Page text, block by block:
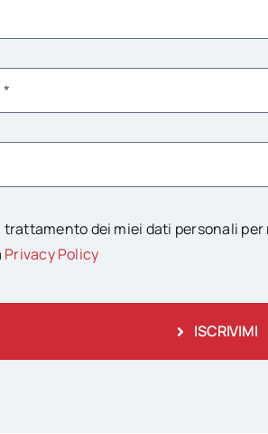
dei miei dati personali
Privacy Policy
ISCRIVIMI